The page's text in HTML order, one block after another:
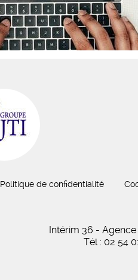
Politique de confidentialité
Intérim 36 -
Tél : 02 54